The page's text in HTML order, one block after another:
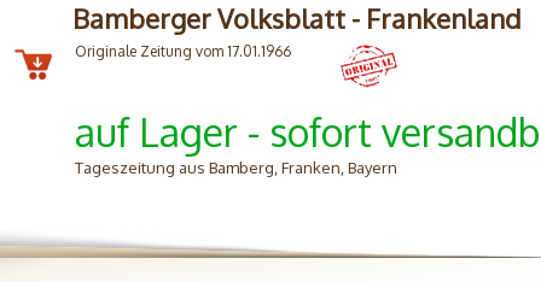
Bamberger Volksblatt - Frankenland
Originale Zeitung vom 17.01.1966
auf Lager - sofort
Tageszeitung aus Bamberg, Franken, Bayern